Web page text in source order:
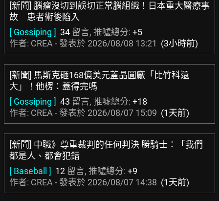
[新聞] 腦瘤沒切到誤切正常腦組織！日本重大醫療事
故 患者術後陷入
[ Gossiping ] 34 留言, 推噓總分: +5
作者: CREA - 發表於 2026/08/08 13:21 (3小時前)
[新聞] 馬斯克砸168億美元蓋晶圓廠「比竹科還
大」！他楞：蓋得完嗎
[ Gossiping ] 43 留言, 推噓總分: +18
作者: CREA - 發表於 2026/08/07 15:09 (1天前)
[新聞] 中職》尊重裁判的任何判決 勝騎士：「我們
都是人、都會犯錯
[ Baseball ] 12 留言, 推噓總分: +9
作者: CREA - 發表於 2026/08/07 14:38 (1天前)